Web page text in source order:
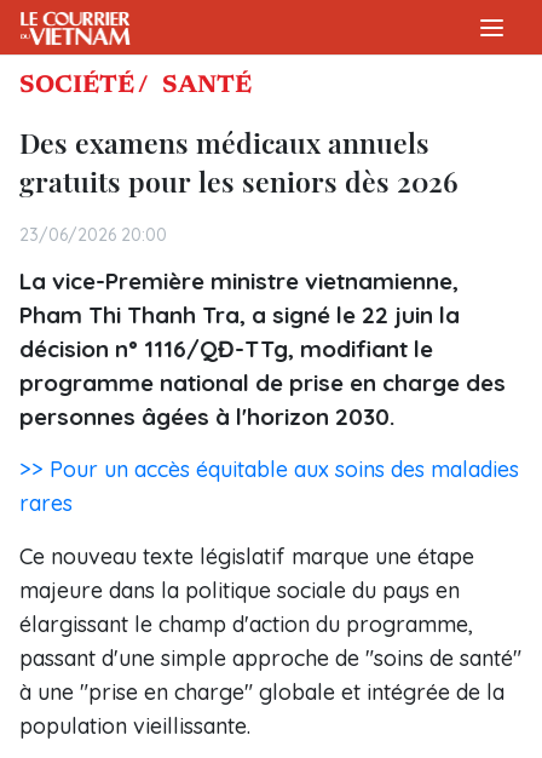
SOCIÉTÉ / SANTÉ
Des examens médicaux annuels
gratuits pour les seniors dès 2026
23/06/2026 20:00
La vice-Première ministre vietnamienne,
Pham Thi Thanh Tra, a signé le 22 juin la
décision n° 1116/QĐ-TTg, modifiant le
programme national de prise en charge des
personnes âgées à l'horizon 2030.
>> Pour un accès équitable aux soins des maladies
rares
Ce nouveau texte législatif marque une étape
majeure dans la politique sociale du pays en
élargissant le champ d'action du programme,
passant d'une simple approche de "soins de santé"
à une "prise en charge" globale et intégrée de la
population vieillissante.